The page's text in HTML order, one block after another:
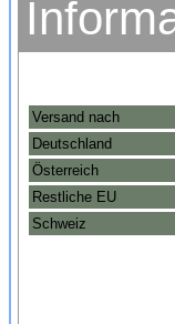
Versand nach
Deutschland
Österreich
Restliche EU
Schweiz